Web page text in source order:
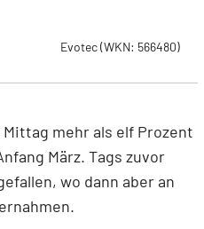
Evotec(WKN: 566480)
mehr als elf Prozent
März. Tags zuvor
wo dann aber an